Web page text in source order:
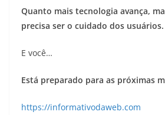
Quanto mais tecnologia avança,
precisa ser o cuidado dos usuários.
E você…
Está preparado para as próximas
https://informativodaweb.com